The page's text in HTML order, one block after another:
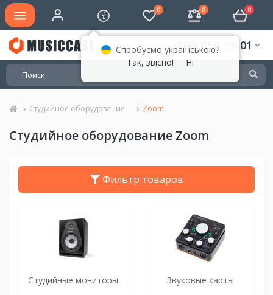
0 0 0
(066) 050-09-01
Студийное оборудование Zoom
Студийное оборудование Zoom
Фильтр товаров
Студийные мониторы Звуковые карты
Спробуємо українською?
Так, звісно!
Ні